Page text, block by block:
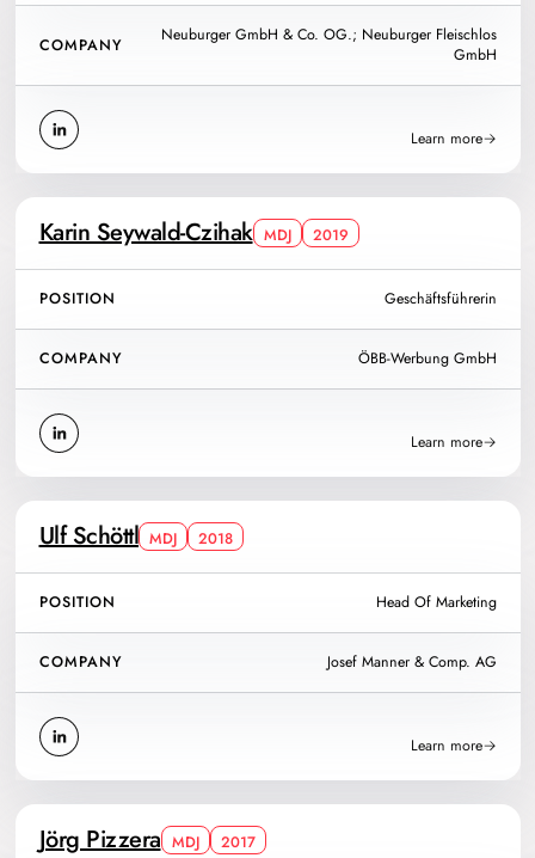
COMPANY
Neuburger GmbH & Co. OG.; Neuburger Fleischlos
GmbH
Learn more
Karin Seywald-Czihak MDJ 2019
POSITION Geschäftsführerin
COMPANY ÖBB-Werbung GmbH
Learn more
Ulf Schöttl MDJ 2018
POSITION Head Of Marketing
COMPANY Josef Manner & Comp. AG
Learn more
Jörg Pizzera MDJ 2017